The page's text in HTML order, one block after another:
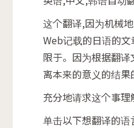
这个翻译,因为机械
Web记载的日语的
限于。因为根据翻
离本来的意义的结果
充分地请求这个事理
单击以下想翻译的